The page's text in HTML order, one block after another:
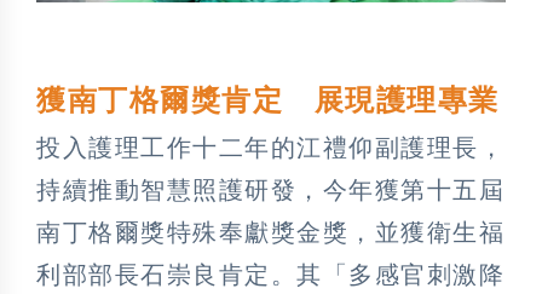
獲南丁格爾獎肯定 展現護理專業
投入護理工作十二年的江禮仰副護理長，
持續推動智慧照護研發，今年獲第十五屆
南丁格爾獎特殊奉獻獎金獎，並獲衛生福
利部部長石崇良肯定。其「多感官刺激降